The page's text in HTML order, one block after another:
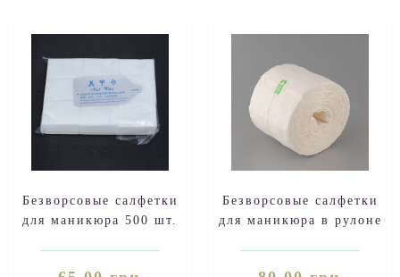
Безворсовые салфетки
для маникюра 500 шт.
Безворсовые салфетки
для маникюра в рулоне